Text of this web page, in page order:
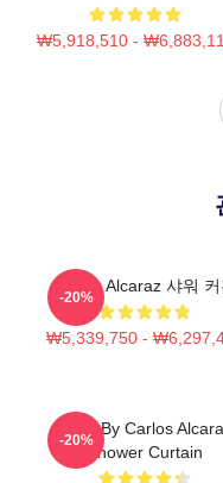
₩5,918,510 -
Carlos Alcaraz 샤워 커
₩5,339,750 -
-20%
Tenis By Carlos
Shower Curtain
-20%